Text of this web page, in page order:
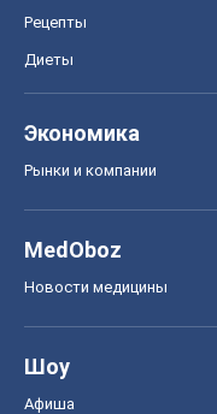
Рецепты
Диеты
Экономика
Рынки и компании
MedOboz
Новости медицины
Шоу
Афиша